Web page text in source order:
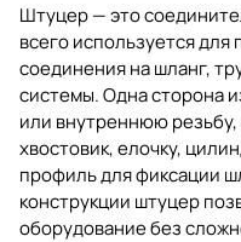
Штуцер — это
всего используется
соединения на шланг,
системы. Одна сторона
или внутреннюю
хвостовик, елочку,
профиль для фиксации
конструкции штуцер
оборудование без